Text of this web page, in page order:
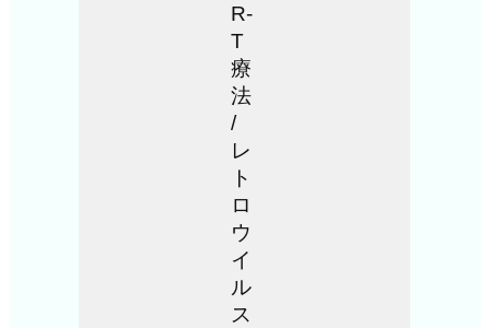
R-
T
療
法
/
レ
ト
ロ
ウ
イ
ル
ス